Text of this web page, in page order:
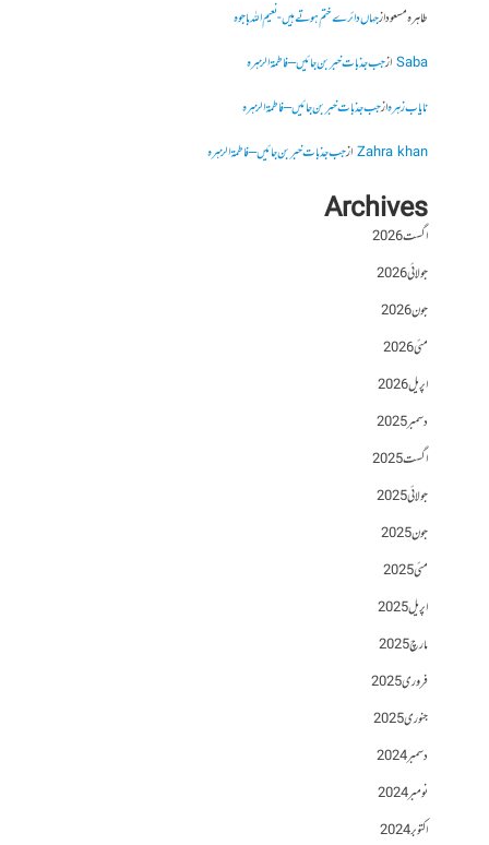
طاہرہ مسعودازجہاں دائرے ختم ہوتے ہیں- نعیم اللہ باجوہ
Sabaازجب جذبات خبر بن جائیں – فاطمۃالزہرہ
نایاب زہرہازجب جذبات خبر بن جائیں – فاطمۃالزہرہ
Zahra khanازجب جذبات خبر بن جائیں – فاطمۃالزہرہ
Archives
اگست 2026
جولائی 2026
جون 2026
مئی 2026
اپریل 2026
دسمبر 2025
اگست 2025
جولائی 2025
جون 2025
مئی 2025
اپریل 2025
مارچ 2025
فروری 2025
جنوری 2025
دسمبر 2024
نومبر 2024
اکتوبر 2024